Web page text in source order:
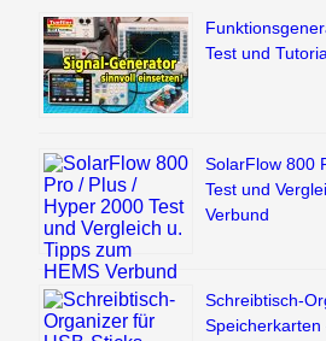
Test und
SolarFlow 800
Test und
Verbund
Schreibtisch-